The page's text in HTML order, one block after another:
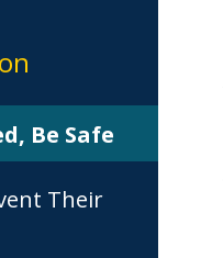
Be Safe
Their